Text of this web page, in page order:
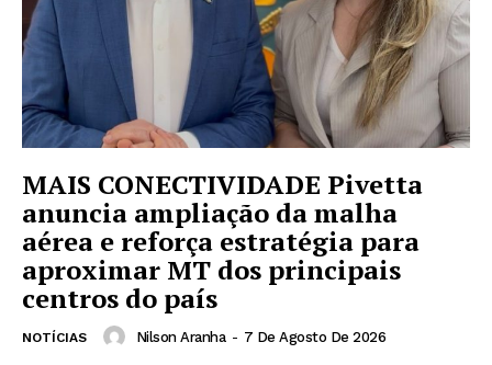
MAIS CONECTIVIDADE Pivetta
anuncia ampliação da malha
aérea e reforça estratégia para
aproximar MT dos principais
centros do país
NOTÍCIAS Nilson Aranha - 7 De Agosto De 2026